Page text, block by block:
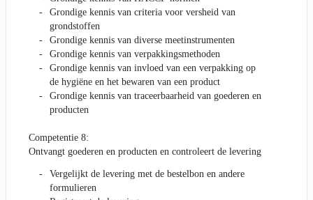
Grondige kennis van criteria voor versheid van
grondstoffen
Grondige kennis van diverse meetinstrumenten
Grondige kennis van verpakkingsmethoden
Grondige kennis van invloed van een verpakking op
de hygiëne en het bewaren van een product
Grondige kennis van traceerbaarheid van goederen en
producten
Competentie 8:
Ontvangt goederen en producten en controleert de levering
Vergelijkt de levering met de bestelbon en andere
formulieren